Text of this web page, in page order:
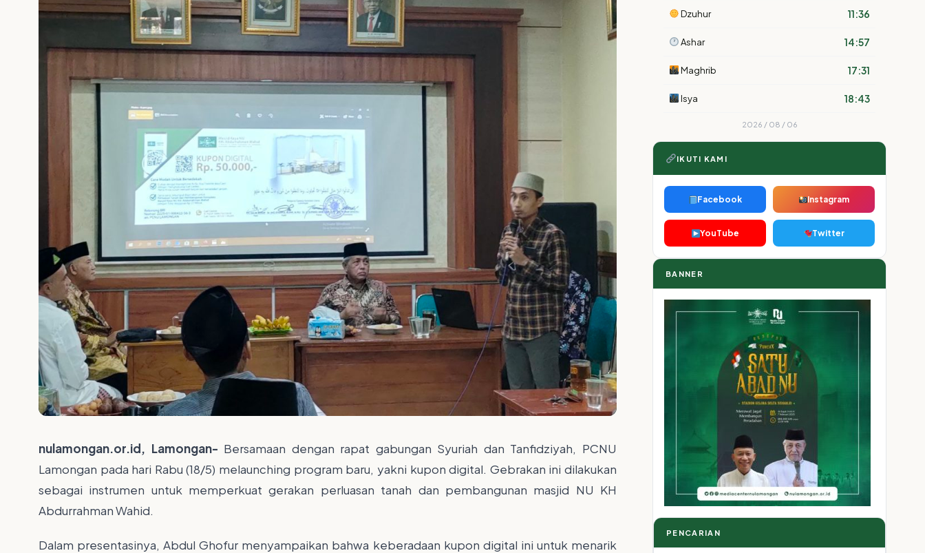
nulamongan.or.id, Lamongan- Bersamaan dengan rapat gabungan Syuriah dan Tanfidziyah, PCNU
Lamongan pada hari Rabu (18/5) melaunching program baru, yakni kupon digital. Gebrakan ini dilakukan
sebagai instrumen untuk memperkuat gerakan perluasan tanah dan pembangunan masjid NU KH
Abdurrahman Wahid.
Dalam presentasinya, Abdul Ghofur menyampaikan bahwa keberadaan kupon digital ini untuk menarik
Dzuhur 11:36
Ashar 14:57
Maghrib 17:31
Isya 18:43
2026 / 08 / 06
IKUTI KAMI
Facebook Instagram
YouTube Twitter
BANNER
PENCARIAN